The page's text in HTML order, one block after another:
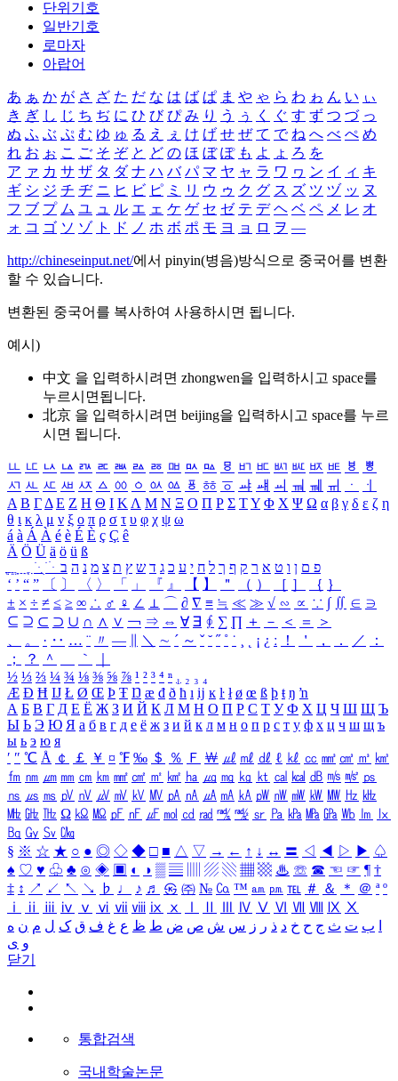
단위기호
일반기호
로마자
아랍어
あ ぁ か が さ ざ た だ な は ば ぱ ま や ゃ ら わ ゎ ん い ぃ
き ぎ し じ ち ぢ に ひ び ぴ み り う ぅ く ぐ す ず つ づ っ
ぬ ふ ぶ ぷ む ゆ ゅ る え ぇ け げ せ ぜ て で ね へ べ ぺ め
れ お ぉ こ ご そ ぞ と ど の ほ ぼ ぽ も よ ょ ろ を
ア ァ カ サ ザ タ ダ ナ ハ バ パ マ ヤ ャ ラ ワ ヮ ン イ ィ キ
ギ シ ジ チ ヂ ニ ヒ ビ ピ ミ リ ウ ゥ ク グ ス ズ ツ ヅ ッ ヌ
フ ブ プ ム ユ ュ ル エ ェ ケ ゲ セ ゼ テ デ ヘ ベ ペ メ レ オ
ォ コ ゴ ソ ゾ ト ド ノ ホ ボ ポ モ ヨ ョ ロ ヲ ―
http://chineseinput.net/에서 pinyin(병음)방식으로 중국어를 변환
할 수 있습니다.
변환된 중국어를 복사하여 사용하시면 됩니다.
예시)
中文 을 입력하시려면 zhongwen을 입력하시고 space를
누르시면됩니다.
北京 을 입력하시려면 beijing을 입력하시고 space를 누르
시면 됩니다.
ㅥ ㅦ ㅧ ㅨ ㅩ ㅪ ㅫ ㅬ ㅭ ㅮ ㅯ ㅰ ㅱ ㅲ ㅳ ㅴ ㅵ ㅶ ㅷ ㅸ
ㅹ
ㅺ ㅻ ㅼ ㅽ ㅾ ㅿ ㆀ ㆁ ㆂ ㆃ ㆄ ㆅ ㆆ ㆇ ㆈ ㆉ ㆊ ㆋ ㆌ ㆍ
ㆎ
Α Β ΓΔ Ε Ζ Η Θ Ι ΚΛ Μ Ν Ξ Ο Π Ρ Σ ΤΥ Φ Χ Ψ Ω α β γ δ ε ζ η
θ ι κ λ μ ν ξ ο π ρ σ τ υ φ χ ψ ω
á à Á À é è É È ç Ç ê
Ä Ö Ü ä ö ü ß
ִֶֹ ֻּ ׁׂ פ ם ן ו ט א ר ק ף ך ל ח י ע כ ג ד ש ץ ת צ מ נ ה ב
‘ ’ “ ” 〔 〕 〈 〉 「 」 『 』 【 】 ＂ （ ） ［ ］ ｛ ｝
± × ÷ ≠ ≤ ≥ ∞ ∴ ♂ ♀ ∠ ⊥ ⌒ ∂ ∇ ≡ ≒ ≪ ≫ √ ∽ ∝ ∵ ∫ ∬ ∈ ∋
⊆ ⊇ ⊂ ⊃ ∪ ∩ ∧ ∨ ￢ ⇒ ⇔ ∀ ∃ ∮ ∑ ∏ ＋ － ＜ ＝
＞
、
。 · ‥ … ¨ 〃 ― ＼ ∼ ´ ～ ˇ ˘ ˝ ˚ ˙ ¸ ¡ ¿ ː ！ ＇ ， ． ／
：
；
？ ＾ ｀
½ ⅓ ⅔ ¼ ¾ ⅛ ⅜ ⅝ ⅞ ¹ ² ³ ⁴ ⁿ ₁ ₂ ₃ ₄
Æ Ð Ħ Ĳ Ł Ø Œ Þ Ŧ Ŋ æ đ ð ħ ı ĳ ĸ ŀ ł ø œ ß þ ŧ ŋ ŉ
А Б В Г Д Е Ё Ж З И Й К Л М Н О П Р С Т У Ф Х Ц Ч Ш Щ Ъ
Ы Ь Э Ю Я а б в г д е ё ж з и й к л м н о п р с т у ф х ц ч ш щ ъ
ы ь э ю я
′ ″ ℃ Å ￠ ￡ ￥ ¤ ℉ ‰ ＄ ％ Ｆ ￦ ㎕ ㎖ ㎗ ℓ ㎘ ㏄ ㎣ ㎤ ㎥ ㎦
㎙ ㎚ ㎛ ㎜ ㎝ ㎞ ㎟ ㎠ ㎡ ㎢ ㏊ ㎍ ㎎ ㎏ ㏏ ㎈ ㎉ ㏈ ㎧ ㎨ ㎰
㎱ ㎲ ㎳ ㎴ ㎵ ㎶ ㎷ ㎸ ㎹ ㎀ ㎁ ㎂ ㎃ ㎄ ㎺ ㎻ ㎽ ㎾ ㎿ ㎐ ㎑
㎒ ㎓ ㎔ Ω ㏀ ㏁ ㎊ ㎋ ㎌ ㏖ ㏅ ㎭ ㎮ ㎯ ㏛ ㎩ ㎪ ㎫ ㎬ ㏝ ㏐
㏓
㏃ ㏉ ㏜ ㏆
§ ※ ☆ ★ ○ ● ◎ ◇ ◆ □ ■ △ ▽ → ← ↑ ↓ ↔ 〓 ◁ ◀ ▷ ▶ ♤
♠ ♡ ♥ ♧ ♣ ⊙ ◈ ▣ ◐ ◑ ▒ ▤ ▨ ▧ ▦ ▩ ♨ ☏ ☎ ☜ ☞ ¶ †
‡ ↕ ↗ ↙ ↖ ↘ ♭ ♩ ♪ ♬ ㉿ ㈜ № ㏇ ™ ㏂ ㏘ ℡ ＃ ＆ ＊ ＠ ª º
ⅰ
ⅱ ⅲ ⅳ ⅴ ⅵ ⅶ ⅷ ⅸ ⅹ Ⅳ Ⅴ Ⅵ Ⅶ Ⅷ Ⅸ Ⅹ
ب ت ث ج ح خ د ذ ر ز س ش ص ض ط ظ ع غ ف ق ک ل م ن ه
و ی
닫기
통합검색
국내학술논문